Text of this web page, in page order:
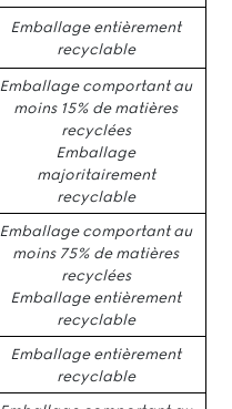
Emballage entièrement
recyclable
Emballage comportant au
moins 15% de matières
recyclées
Emballage
majoritairement
recyclable
Emballage comportant au
moins 75% de matières
recyclées
Emballage entièrement
recyclable
Emballage entièrement
recyclable